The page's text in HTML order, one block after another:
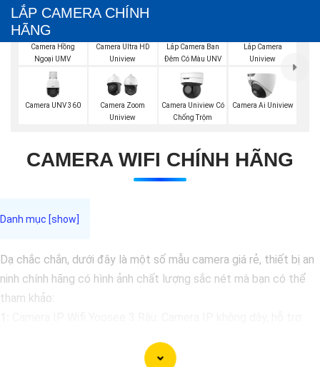
LẮP CAMERA CHÍNH
HÃNG
Camera Hồng
Ngoại UMV
Camera Ultra HD
Uniview
Lắp Camera Ban
Đêm Có Màu UNV
Lắp Camera
Uniview
Camera UNV 360
Camera Zoom
Uniview
Camera Uniview Có
Chống Trộm
Camera Ai Uniview
CAMERA WIFI CHÍNH HÃNG
Dạ chắc chắn, dưới đây là một số mẫu camera giá rẻ, thiết bị an
ninh chính hãng có hình ảnh chất lượng sắc nét mà bạn có thể
tham khảo: